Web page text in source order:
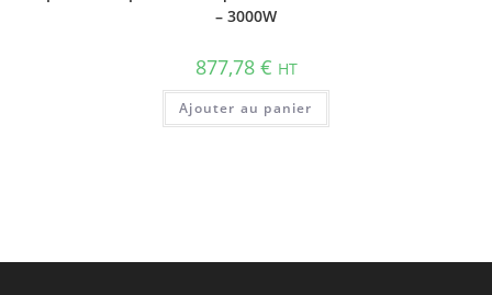
– 3000W
877,78 € HT
Ajouter au panier